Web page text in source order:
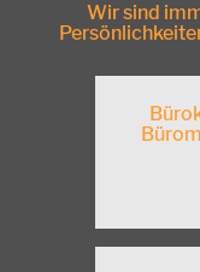
Wir sind